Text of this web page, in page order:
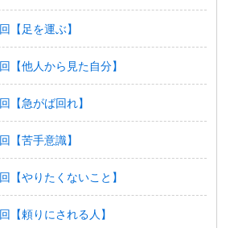
【足を運ぶ】
【他人から見た自分】
【急がば回れ】
【苦手意識】
【やりたくないこと】
【頼りにされる人】